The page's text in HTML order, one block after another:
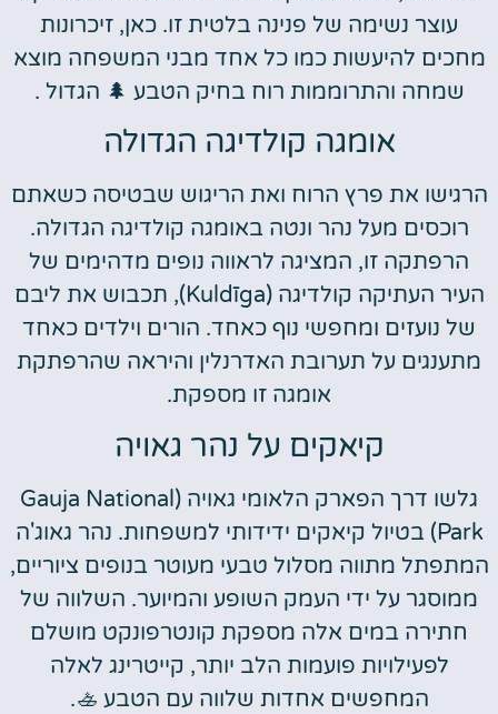
עוצר נשימה של פנינה בלטית זו. כאן, זיכרונות
מחכים להיעשות כמו כל אחד מבני המשפחה מוצא
שמחה והתרוממות רוח בחיק הטבע 🌲 הגדול .
אומגה קולדיגה הגדולה
הרגישו את פרץ הרוח ואת הריגוש שבטיסה כשאתם
רוכסים מעל נהר ונטה באומגה קולדיגה הגדולה.
הרפתקה זו, המציגה לראווה נופים מדהימים של
העיר העתיקה קולדיגה (Kuldīga), תכבוש את ליבם
של נועזים ומחפשי נוף כאחד. הורים וילדים כאחד
מתענגים על תערובת האדרנלין והיראה שהרפתקת
אומגה זו מספקת.
קיאקים על נהר גאויה
גלשו דרך הפארק הלאומי גאויה (Gauja National
Park) בטיול קיאקים ידידותי למשפחות. נהר גאוג'ה
המתפתל מתווה מסלול טבעי מעוטר בנופים ציוריים,
ממוסגר על ידי העמק השופע והמיוער. השלווה של
חתירה במים אלה מספקת קונטרפונקט מושלם
לפעילויות פועמות הלב יותר, קייטרינג לאלה
המחפשים אחדות שלווה עם הטבע 🚣.